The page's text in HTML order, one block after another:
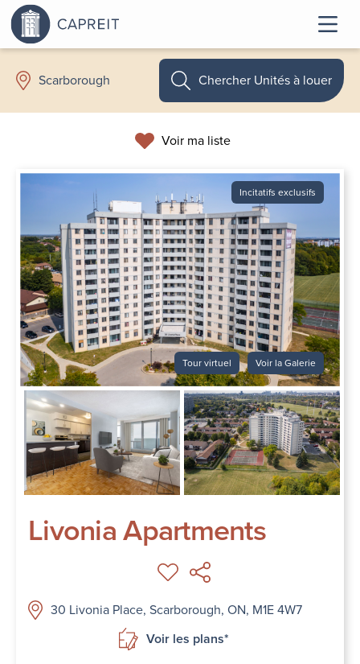
Scarborough
Voir ma liste
Chercher Unités à louer
Incitatifs exclusifs
Tour virtuel Voir la Galerie
Livonia Apartments
30 Livonia Place, Scarborough, ON, M1E 4W7
Voir les plans*